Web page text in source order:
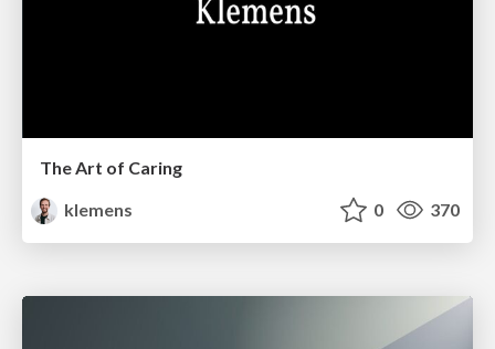
The Art of Caring
klemens
0 370